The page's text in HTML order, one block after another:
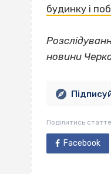
будинку і
новини
Поділитись
Facebook